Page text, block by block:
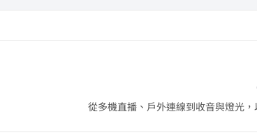
從多機直播、戶外連線到收音與燈光